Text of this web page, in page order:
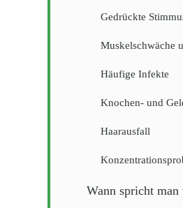
Gedrückte
Muskelschwäche
Häufige Infekte
Knochen- und
Haarausfall
Wann spricht